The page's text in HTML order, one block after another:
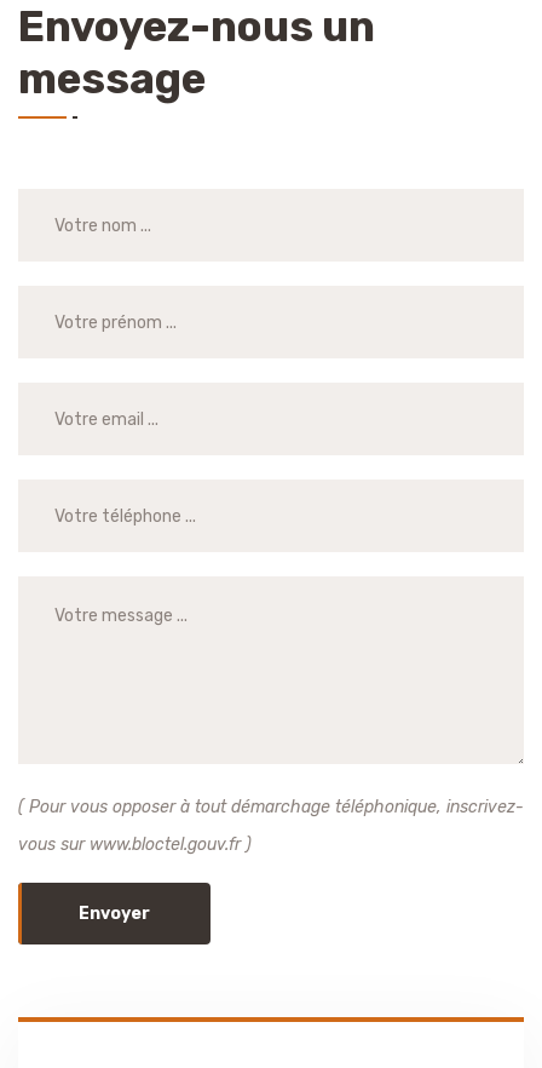
Envoyez-nous un
message
( Pour vous opposer à tout démarchage téléphonique, inscrivez-
vous sur www.bloctel.gouv.fr )
Envoyer